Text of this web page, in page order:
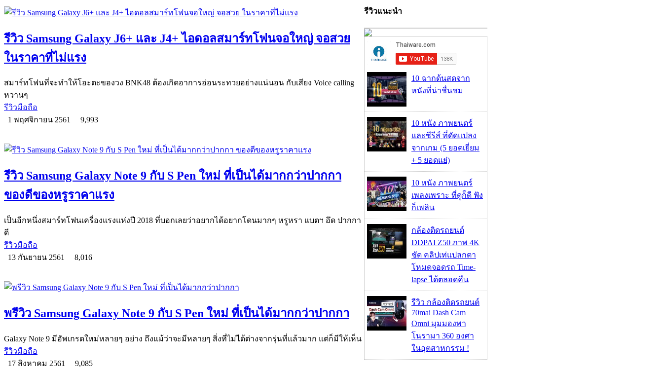
รีวิว Samsung Galaxy J6+ และ J4+ ไอดอลสมาร์ทโฟนจอใหญ่ จอสวย
ในราคาที่ไม่แรง
สมาร์ทโฟนที่จะทำให้โอะตะของวง BNK48 ต้องเกิดอาการอ่อนระทวยอย่างแน่นอน กับเสียง Voice calling
หวานๆ
รีวิวมือถือ
1 พฤศจิกายน 2561
9,993
รีวิว Samsung Galaxy Note 9 กับ S Pen ใหม่ ที่เป็นได้มากกว่าปากกา
ของดีของหรูราคาแรง
เป็นอีกหนึ่งสมาร์ทโฟนเครื่องแรงแห่งปี 2018 ที่บอกเลยว่าอยากได้อยากโดนมากๆ หรูหรา แบตฯ อึด ปากกา
ดี
รีวิวมือถือ
13 กันยายน 2561
8,016
พรีวิว Samsung Galaxy Note 9 กับ S Pen ใหม่ ที่เป็นได้มากกว่าปากกา
Galaxy Note 9 มีอัพเกรดใหม่หลายๆ อย่าง ถึงแม้ว่าจะมีหลายๆ สิ่งที่ไม่ได้ต่างจากรุ่นที่แล้วมาก แต่ก็มีให้เห็น
รีวิวมือถือ
17 สิงหาคม 2561
9,085
รีวิวแนะนำ
10 ฉากด้นสดจาก
หนังที่น่าชื่นชม
10 หนัง ภาพยนตร์
และซีรีส์ ที่ดัดแปลง
จากเกม (5 ยอดเยี่ยม
+ 5 ยอดแย่)
10 หนัง ภาพยนตร์
เพลงเพราะ ที่ดูก็ดี ฟัง
ก็เพลิน
กล้องติดรถยนต์
DDPAI Z50 ภาพ 4K
ชัด คลิปเท่แปลกตา
โหมดจอดรถ Time-
lapse ได้ตลอดคืน
รีวิว กล้องติดรถยนต์
70mai Dash Cam
Omni มุมมองพา
โนรามา 360 องศา
ในอุตสาหกรรม !